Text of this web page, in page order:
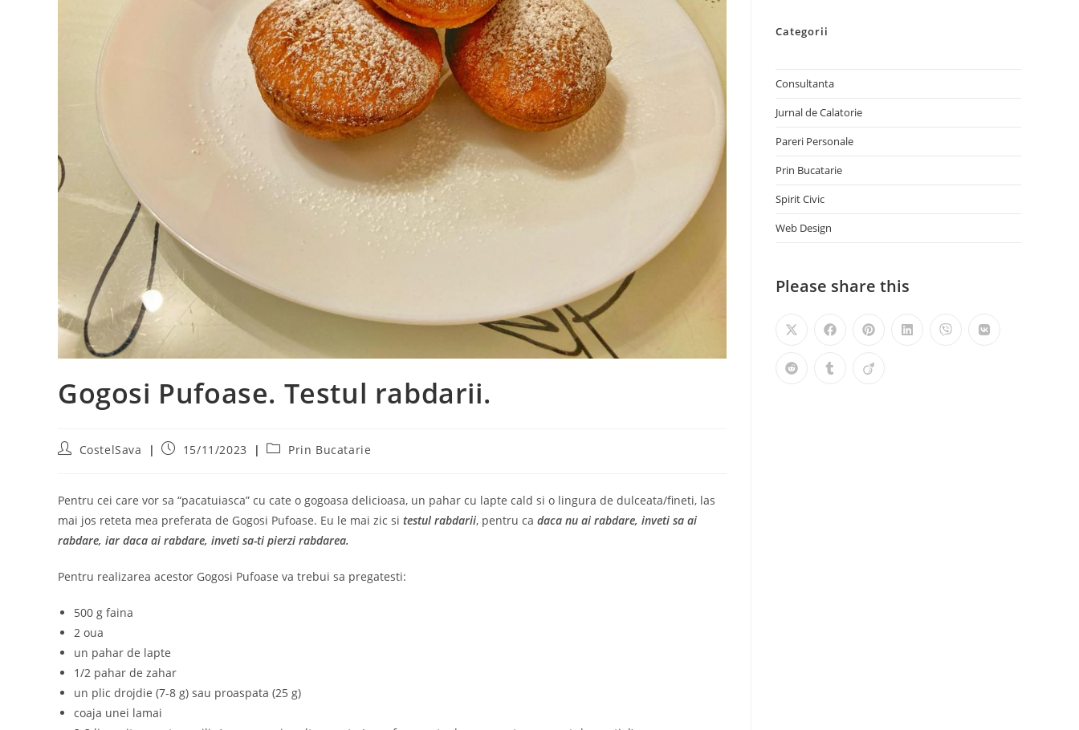
Gogosi Pufoase. Testul rabdarii.
PostCostelSava
Post15/11/2023
PostPrin Bucatarie
Pentru cei care vor sa “pacatuiasca” cu cate o gogoasa delicioasa, un pahar cu lapte cald si o lingura de dulceata/fineti, las
mai jos reteta mea preferata de Gogosi Pufoase. Eu le mai zic si testul rabdarii, pentru ca daca nu ai rabdare, inveti sa ai
rabdare, iar daca ai rabdare, inveti sa-ti pierzi rabdarea.
Pentru realizarea acestor Gogosi Pufoase va trebui sa pregatesti:
500 g faina
2 oua
un pahar de lapte
1/2 pahar de zahar
un plic drojdie (7-8 g) sau proaspata (25 g)
coaja unei lamai
Categorii
Consultanta
Jurnal de Calatorie
Pareri Personale
Prin Bucatarie
Spirit Civic
Web Design
Please share this